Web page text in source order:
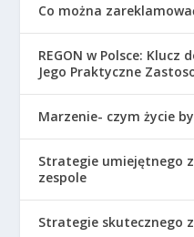
Co można
REGON w Polsce: Klucz
Jego Praktyczne
Marzenie- czym życie
Strategie umiejętnego
zespole
Strategie skutecznego